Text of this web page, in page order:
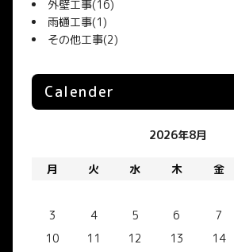
外壁工事(16)
雨樋工事(1)
その他工事(2)
Calender
2026年8月
月 火 水 木 金
3
4 5 6 7
10
11 12 13 14